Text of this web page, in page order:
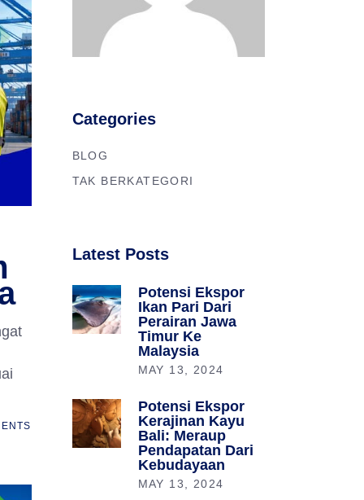
Categories
BLOG
TAK BERKATEGORI
Latest Posts
Potensi Ekspor
Ikan Pari Dari
Perairan Jawa
Timur Ke
Malaysia
MAY 13, 2024
Potensi Ekspor
Kerajinan Kayu
Bali: Meraup
Pendapatan Dari
Kebudayaan
MAY 13, 2024